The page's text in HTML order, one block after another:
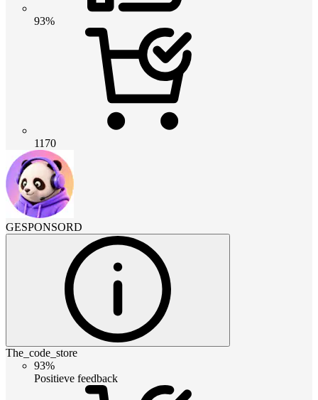
93%
1170
GESPONSORD
The_code_store
93%
Positieve feedback